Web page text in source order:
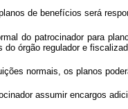
de benefícios será
do patrocinador para
órgão regulador e
normais, os planos
assumir encargos